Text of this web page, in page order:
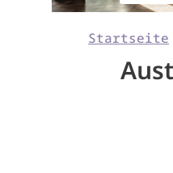
Startseite